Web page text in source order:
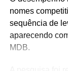
nomes
sequência de
aparecendo
MDB.